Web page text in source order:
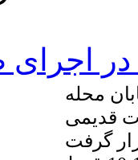
اجرای
محله
قدیمی
گرفت